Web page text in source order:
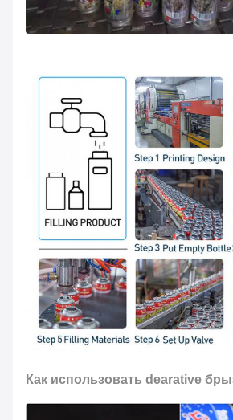
Как использовать dearative